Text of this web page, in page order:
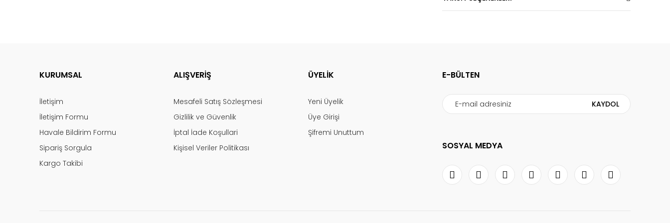
KURUMSAL
İletişim
İletişim Formu
Havale Bildirim Formu
Sipariş Sorgula
Kargo Takibi
ALIŞVERİŞ
Mesafeli Satış Sözleşmesi
Gizlilik ve Güvenlik
İptal İade Koşullari
Kişisel Veriler Politikası
ÜYELİK
Yeni Üyelik
Üye Girişi
Şifremi Unuttum
E-BÜLTEN
KAYDOL
SOSYAL MEDYA